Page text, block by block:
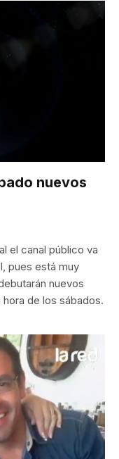
nuevos
el canal público va
pues está muy
nuevos
de los sábados.